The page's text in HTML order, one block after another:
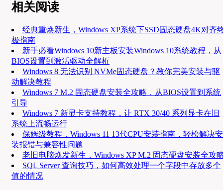
相关阅读
经典重焕新生，Windows XP系统下SSD固态硬盘4K对齐
极指南
新手必看Windows 10新主板安装Windows 10系统教程，从
BIOS设置到激活驱动全解析
Windows 8 无法识别 NVMe固态硬盘？教你完美安装与驱
动解决教程
Windows 7 M.2 固态硬盘安装全攻略，从BIOS设置到系统
引导
Windows 7 新显卡支持教程，让 RTX 30/40 系列显卡在旧
系统上流畅运行
保姆级教程，Windows 11 13代CPU安装指南，轻松解决安
装报错与兼容性问题
老旧电脑焕发新生，Windows XP M.2 固态硬盘安装全攻
SQL Server 查询技巧，如何高效处理一个字段中存放多个
值的情况